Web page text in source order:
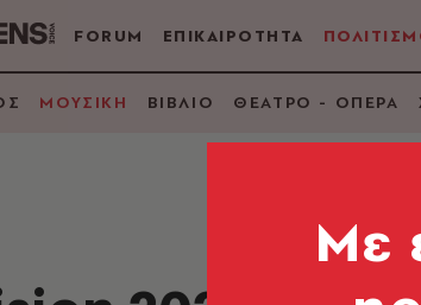
FORUM ΕΠΙΚΑΙΡΟΤΗΤΑ
ΜΟΥΣΙΚΗ ΒΙΒΛΙΟ ΘΕΑΤΡΟ - ΟΠΕΡΑ
Mε